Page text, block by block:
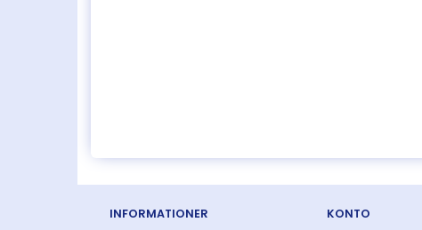
INFORMATIONER KONTO